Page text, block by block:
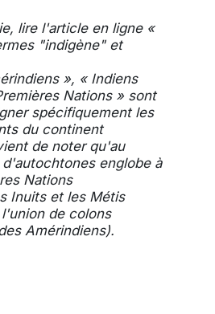
lire l'article en ligne «
"indigène" et
», « Indiens
Nations » sont
spécifiquement les
du continent
de noter qu'au
d'autochtones englobe à
Nations
Inuits et les Métis
de colons
Amérindiens).